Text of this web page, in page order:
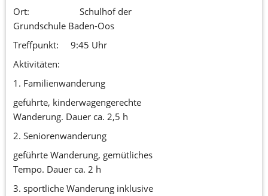
Ort: Schulhof der
Grundschule Baden-Oos
Treffpunkt: 9:45 Uhr
Aktivitäten:
1. Familienwanderung
geführte, kinderwagengerechte
Wanderung. Dauer ca. 2,5 h
2. Seniorenwanderung
geführte Wanderung, gemütliches
Tempo. Dauer ca. 2 h
3. sportliche Wanderung inklusive